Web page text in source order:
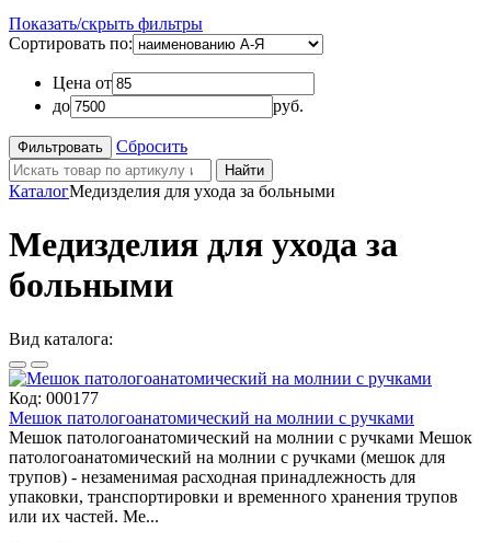
Показать/скрыть фильтры
Сортировать по:
Цена от
до
руб.
Сбросить
Найти
КаталогМедизделия для ухода за больными
Медизделия для ухода за
больными
Вид каталога:
Код: 000177
Мешок патологоанатомический на молнии с ручками
Мешок патологоанатомический на молнии с ручками Мешок
патологоанатомический на молнии с ручками (мешок для
трупов) - незаменимая расходная принадлежность для
упаковки, транспортировки и временного хранения трупов
или их частей. Ме...